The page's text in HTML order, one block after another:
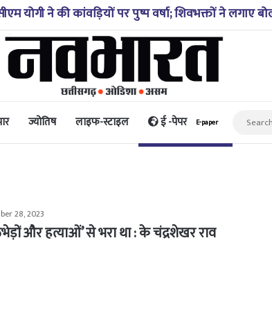
सीरीज के लिए फ्री एंट्री का बड़ा तोहफा, गॉल और कोलंबो
ज्योतिष लाइफ-स्टाइल ई -पेपर E-paper
28, 2023
और हत्याओं’ से भरा था : के चंद्रशेखर राव